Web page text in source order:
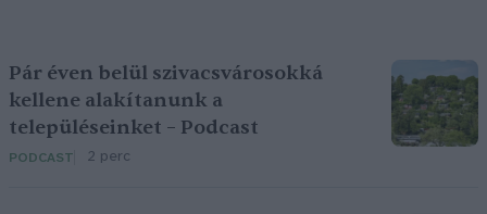
Pár éven belül szivacsvárosokká
kellene alakítanunk a
településeinket – Podcast
PODCAST 2 perc